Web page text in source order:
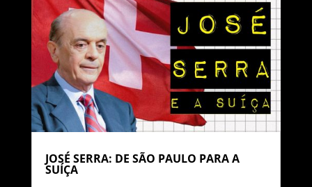
JOSÉ SERRA: DE SÃO PAULO PARA A
SUÍÇA